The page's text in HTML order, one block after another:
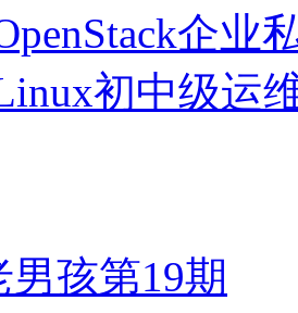
企业
初中级运
男孩第19期